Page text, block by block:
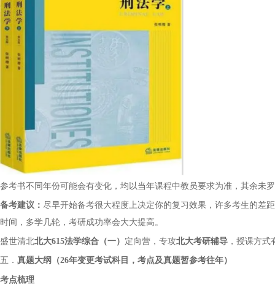
参考书不同年份可能会有变化，均以当年课程中教员要求为准，其余未
备考建议： 尽早开始备考很大程度上决定你的复习效果，许多考生的差
时间，多学几轮，考研成功率会大大提高。
盛世清北北大615法学综合（一） 定向营，专攻北大考研辅导 ，授课方
五． 真题大纲（26年变更考试科目，考点及真题暂参考往年）
考点梳理